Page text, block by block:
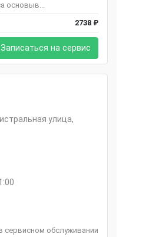
основыв...
2738 ₽
Записаться на сервис
улица,
сервисном обслуживании